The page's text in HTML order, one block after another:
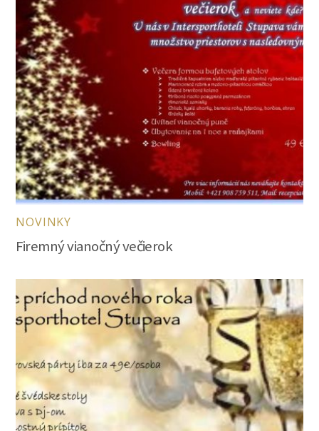
NOVINKY
Firemný vianočný večierok